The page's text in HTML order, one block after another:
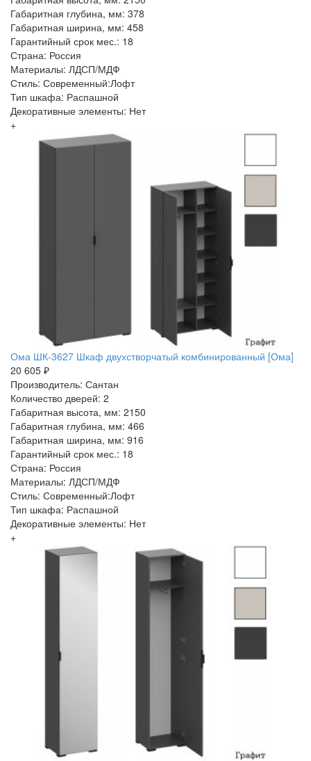
Габаритная глубина, мм: 378
Габаритная ширина, мм: 458
Гарантийный срок мес.: 18
Страна: Россия
Материалы: ЛДСП/МДФ
Стиль: Современный:Лофт
Тип шкафа: Распашной
Декоративные элементы: Нет
+
Ома ШК-3627 Шкаф двухстворчатый комбинированный [Ома]
20 605 ₽
Производитель: Сантан
Количество дверей: 2
Габаритная высота, мм: 2150
Габаритная глубина, мм: 466
Габаритная ширина, мм: 916
Гарантийный срок мес.: 18
Страна: Россия
Материалы: ЛДСП/МДФ
Стиль: Современный:Лофт
Тип шкафа: Распашной
Декоративные элементы: Нет
+